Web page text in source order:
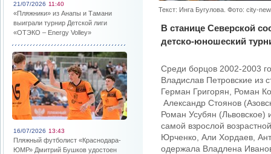
21/07/2026 11:40
«Пляжники» из Анапы и Тамани
выиграли турнир Детской лиги
«ОТЭКО – Energy Volley»
16/07/2026 13:43
Пляжный футболист «Краснодара-
ЮМР» Дмитрий Бушков удостоен
Текст: Инга Бугулова. Фото: city-
В станице Северской
детско-юношеский
Среди борцов 2002-2003
Владислав Петровские из
Герман Григорян, Роман
Александр Стоянов
Роман Усубян
самой взрослой
Юрченко, Али Хордаев,
одержала Владлена